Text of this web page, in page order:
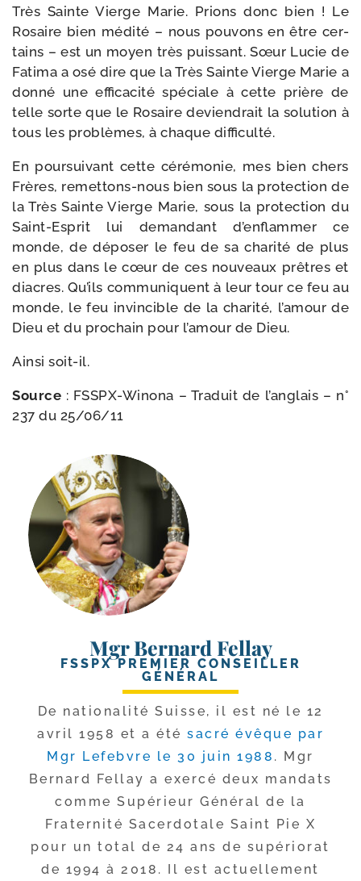
Très Sainte Vierge Marie. Prions donc bien ! Le
Rosaire bien médi­té – nous pou­vons en être cer­
tains – est un moyen très puis­sant. Sœur Lucie de
Fatima a osé dire que la Très Sainte Vierge Marie a
don­né une effi­ca­ci­té spé­ciale à cette prière de
telle sorte que le Rosaire devien­drait la solu­tion à
tous les pro­blèmes, à chaque difficulté.
En pour­sui­vant cette céré­mo­nie, mes bien chers
Frères, remettons-​nous bien sous la pro­tec­tion de
la Très Sainte Vierge Marie, sous la pro­tec­tion du
Saint-​Esprit lui deman­dant d’enflammer ce
monde, de dépo­ser le feu de sa cha­ri­té de plus
en plus dans le cœur de ces nou­veaux prêtres et
diacres. Qu’ils com­mu­niquent à leur tour ce feu au
monde, le feu invin­cible de la cha­ri­té, l’amour de
Dieu et du pro­chain pour l’amour de Dieu.
Ainsi soit-​il.
Source : FSSPX-​Winona – Traduit de l’anglais – n°
237 du 25/​06/​11
Mgr Bernard Fellay
FSSPX PREMIER CONSEILLER
GÉNÉRAL
De natio­na­li­té Suisse, il est né le 12
avril 1958 et a été sacré évêque par
Mgr Lefebvre le 30 juin 1988 . Mgr
Bernard Fellay a exer­cé deux man­dats
comme Supérieur Général de la
Fraternité Sacerdotale Saint Pie X
pour un total de 24 ans de supé­rio­rat
de 1994 à 2018. Il est actuel­le­ment